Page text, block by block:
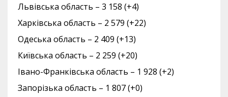
Львівська область – 3 158 (+4)
Харківська область – 2 579 (+22)
Одеська область – 2 409 (+13)
Київська область – 2 259 (+20)
Івано-Франківська область – 1 928 (+2)
Запорізька область – 1 807 (+0)